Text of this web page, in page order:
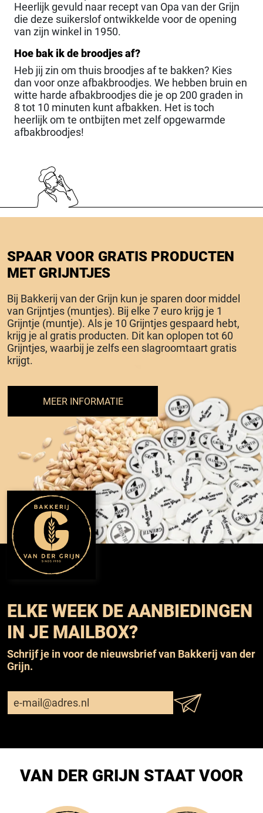
Heerlijk gevuld naar recept van Opa van der Grijn
die deze suikerslof ontwikkelde voor de opening
van zijn winkel in 1950.
Hoe bak ik de broodjes af?
Heb jij zin om thuis broodjes af te bakken? Kies
dan voor onze afbakbroodjes. We hebben bruin en
witte harde afbakbroodjes die je op 200 graden in
8 tot 10 minuten kunt afbakken. Het is toch
heerlijk om te ontbijten met zelf opgewarmde
afbakbroodjes!
SPAAR VOOR GRATIS PRODUCTEN
MET GRIJNTJES
Bij Bakkerij van der Grijn kun je sparen door middel
van Grijntjes (muntjes). Bij elke 7 euro krijg je 1
Grijntje (muntje). Als je 10 Grijntjes gespaard hebt,
krijg je al gratis producten. Dit kan oplopen tot 60
Grijntjes, waarbij je zelfs een slagroomtaart gratis
krijgt.
MEER INFORMATIE
ELKE WEEK DE AANBIEDINGEN
IN JE MAILBOX?
Schrijf je in voor de nieuwsbrief van Bakkerij van der
Grijn.
VAN DER GRIJN STAAT VOOR